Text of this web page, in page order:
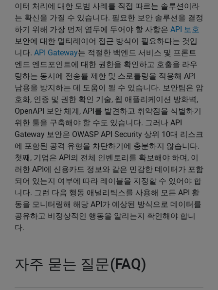
이터 처리에 대한 모범 사례를 직접 따르는 솔루션이라
는 확신을 가질 수 있습니다. 필요한 보안 솔루션을 결정
하기 위해 가장 먼저 염두에 두어야 할 사항은 API 보호
보안에 대한 멀티레이어 접근 방식이 필요하다는 것입
니다. API Gateway는 적절한 백엔드 서비스 및 프론트
엔드 엔드포인트에 대한 권한을 확인하고 호출을 라우
팅하는 동시에 전송률 제한 및 스로틀링을 적용해 API
남용을 방지하는 데 도움이 될 수 있습니다. 보안팀은 암
호화, 인증 및 권한 확인 기술, 웹 애플리케이션 방화벽,
OpenAPI 보안 체계, API를 발견하고 취약점을 식별하기
위한 툴을 구축해야 할 수도 있습니다. 그러나 API
Gateway 보안은 OWASP API Security 상위 10대 리스크
에 포함된 공격 유형을 차단하기에 충분하지 않습니다.
첫째, 기업은 API의 전체 인벤토리를 확보해야 하며, 이
러한 API에 신용카드 정보와 같은 민감한 데이터가 포함
되어 있는지 여부에 따라 레이블을 지정할 수 있어야 합
니다. 그런 다음 행동 애널리틱스를 사용해 모든 API 활
동을 모니터링해 해당 API가 예상된 방식으로 데이터를
공유하고 비정상적인 행동을 알리는지 확인해야 합니
다.
자주 묻는 질문(FAQ)